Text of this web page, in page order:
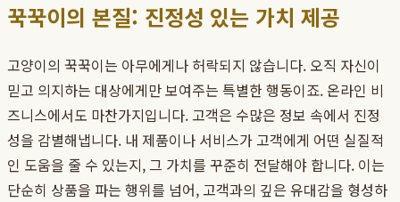
꾹꾹이의 본질: 진정성 있는 가치 제공
고양이의 꾹꾹이는 아무에게나 허락되지 않습니다. 오직 자신이
믿고 의지하는 대상에게만 보여주는 특별한 행동이죠. 온라인 비
즈니스에서도 마찬가지입니다. 고객은 수많은 정보 속에서 진정
성을 감별해냅니다. 내 제품이나 서비스가 고객에게 어떤 실질적
인 도움을 줄 수 있는지, 그 가치를 꾸준히 전달해야 합니다. 이는
단순히 상품을 파는 행위를 넘어, 고객과의 깊은 유대감을 형성하